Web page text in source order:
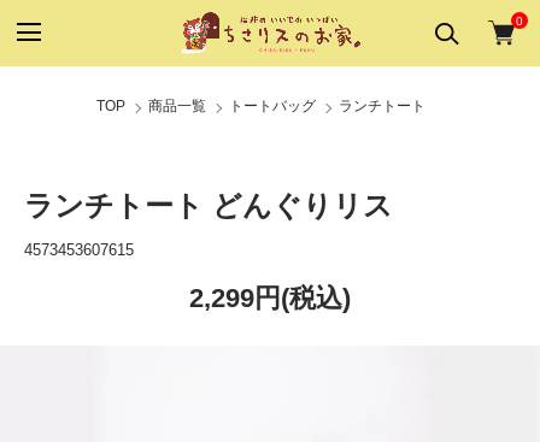
0
TOP 商品一覧 トートバッグ ランチトート
ランチトート どんぐりリス
4573453607615
2,299円(税込)